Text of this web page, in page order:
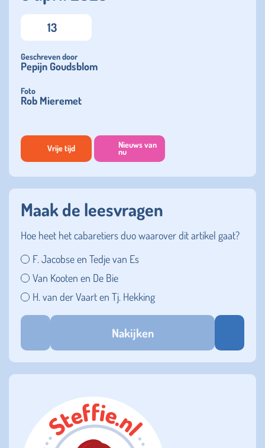
13
Geschreven door
Pepijn Goudsblom
Foto
Rob Mieremet
Vrije tijd Nieuws van
nu
Maak de leesvragen
Hoe heet het cabaretiers duo waarover dit artikel gaat?
F. Jacobse en Tedje van Es
Van Kooten en De Bie
H. van der Vaart en Tj. Hekking
Nakijken